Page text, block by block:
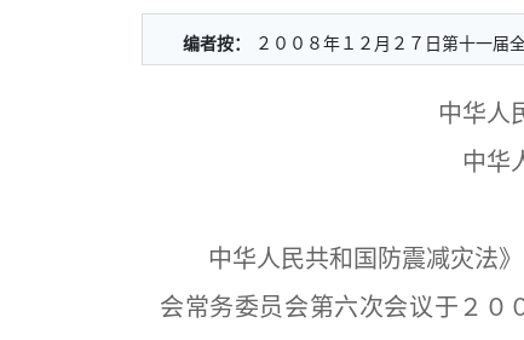
编者按： ２００８年１２月２７日第十一届
中华人
中华
中华人民共和国防震减灾法》
会常务委员会第六次会议于２０